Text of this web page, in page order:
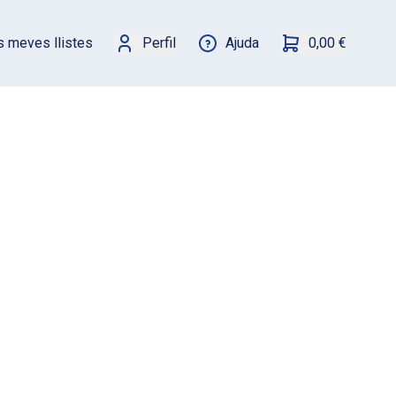
meves llistes Perfil Ajuda 0,00 €